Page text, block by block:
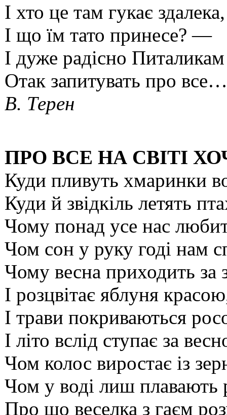
І хто це там гукає здалека,
І що їм тато принесе? —
І дуже радісно Питаликам
Отак запитувать про все…
В. Терен
ПРО ВСЕ НА СВІТІ
Куди пливуть хмаринки
Куди й звідкіль летять
Чому понад усе нас
Чом сон у руку годі нам
Чому весна приходить за
І розцвітає яблуня
І трави покриваються
І літо вслід ступає за
Чом колос виростає із
Чом у воді лиш плавають
Про що веселка з гаєм